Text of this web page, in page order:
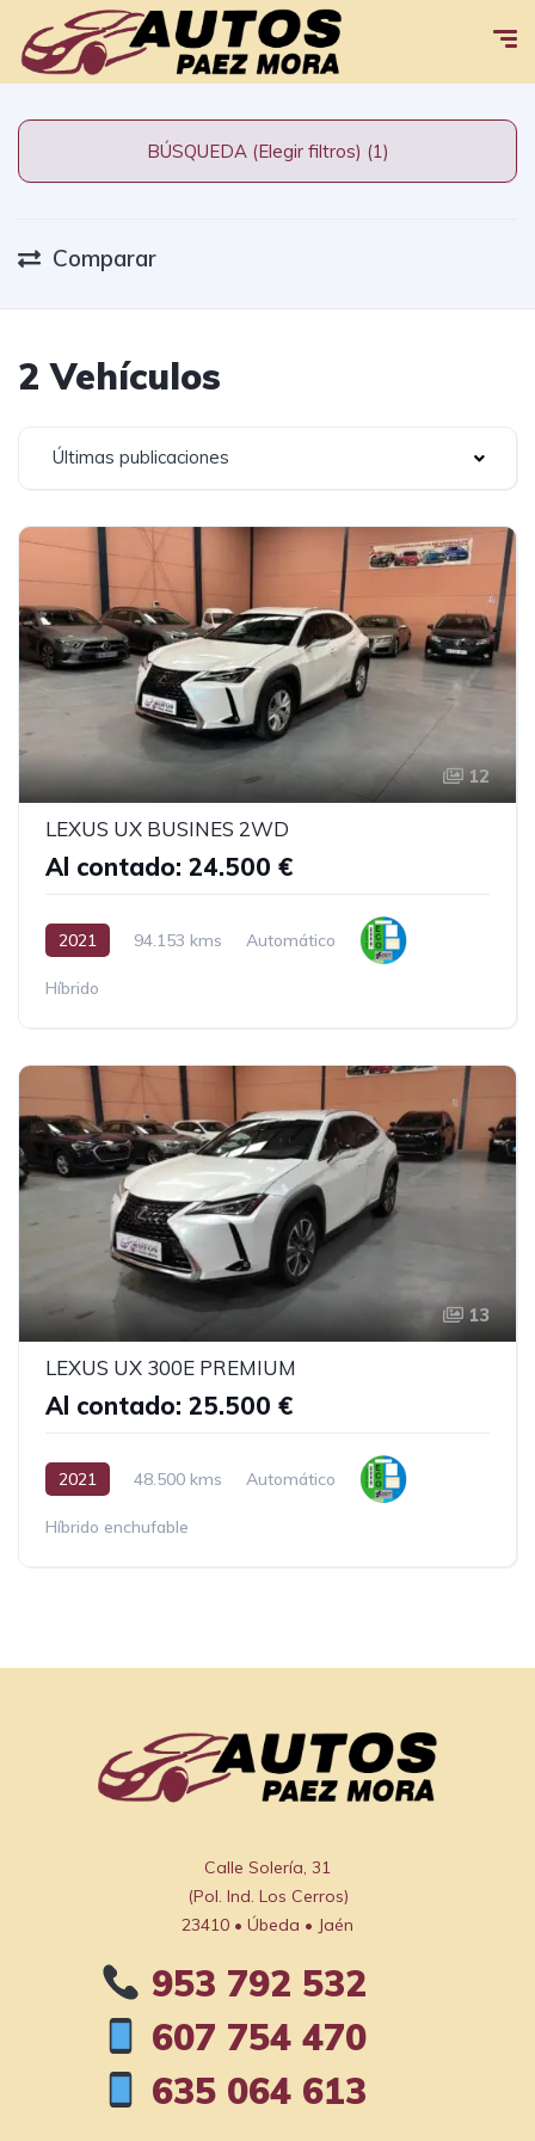
BÚSQUEDA (Elegir filtros) (1)
Comparar
2 Vehículos
Últimas publicaciones
12
LEXUS UX BUSINES 2WD
Al contado: 24.500 €
2021 94.153 kms Automático
Híbrido
13
LEXUS UX 300E PREMIUM
Al contado: 25.500 €
2021 48.500 kms Automático
Híbrido enchufable
Calle Solería, 31
(Pol. Ind. Los Cerros)
23410 • Úbeda • Jaén
953 792 532
607 754 470
635 064 613